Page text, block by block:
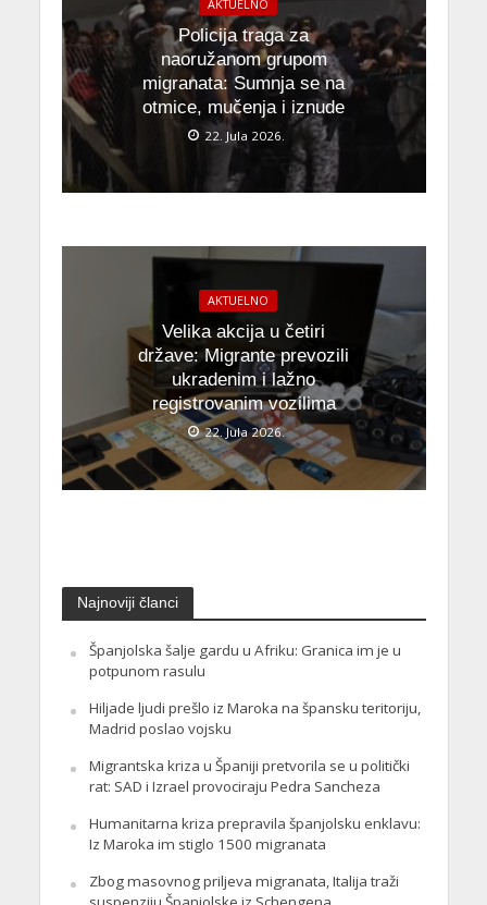
AKTUELNO
Policija traga za
naoružanom grupom
migranata: Sumnja se na
otmice, mučenja i iznude
22. Jula 2026.
AKTUELNO
Velika akcija u četiri
države: Migrante prevozili
ukradenim i lažno
registrovanim vozilima
22. Jula 2026.
Najnoviji članci
Španjolska šalje gardu u Afriku: Granica im je u
potpunom rasulu
Hiljade ljudi prešlo iz Maroka na špansku teritoriju,
Madrid poslao vojsku
Migrantska kriza u Španiji pretvorila se u politički
rat: SAD i Izrael provociraju Pedra Sancheza
Humanitarna kriza prepravila španjolsku enklavu:
Iz Maroka im stiglo 1500 migranata
Zbog masovnog priljeva migranata, Italija traži